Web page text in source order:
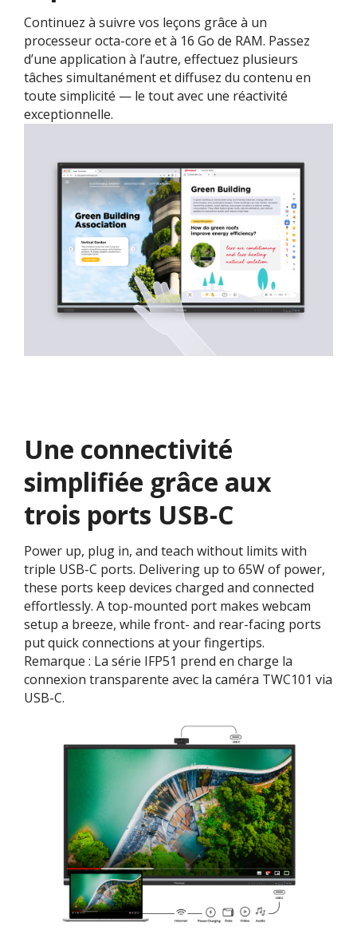
Continuez à suivre vos leçons grâce à un
processeur octa-core et à 16 Go de RAM. Passez
d’une application à l’autre, effectuez plusieurs
tâches simultanément et diffusez du contenu en
toute simplicité — le tout avec une réactivité
exceptionnelle.
Une connectivité
simplifiée grâce aux
trois ports USB-C
Power up, plug in, and teach without limits with
triple USB-C ports. Delivering up to 65W of power,
these ports keep devices charged and connected
effortlessly. A top-mounted port makes webcam
setup a breeze, while front- and rear-facing ports
put quick connections at your fingertips.
Remarque : La série IFP51 prend en charge la
connexion transparente avec la caméra TWC101 via
USB-C.